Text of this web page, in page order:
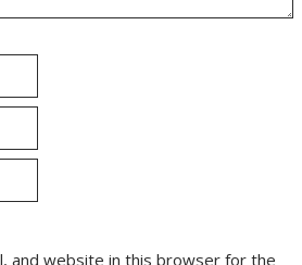
and website in this browser for the